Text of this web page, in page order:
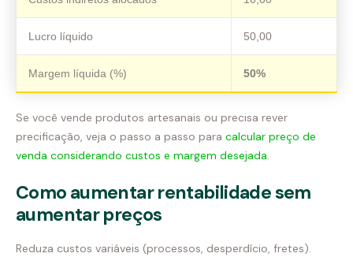
Lucro líquido 50,00
Margem líquida (%) 50%
Se você vende produtos artesanais ou precisa rever
precificação, veja o passo a passo para calcular preço de
venda considerando custos e margem desejada.
Como aumentar rentabilidade sem
aumentar preços
Reduza custos variáveis (processos, desperdício, fretes).